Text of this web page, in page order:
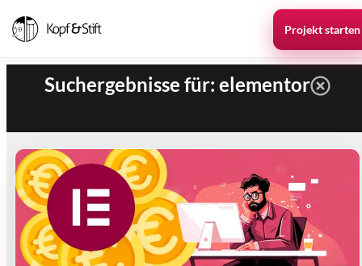
Projekt starten
Suchergebnisse für: elementor